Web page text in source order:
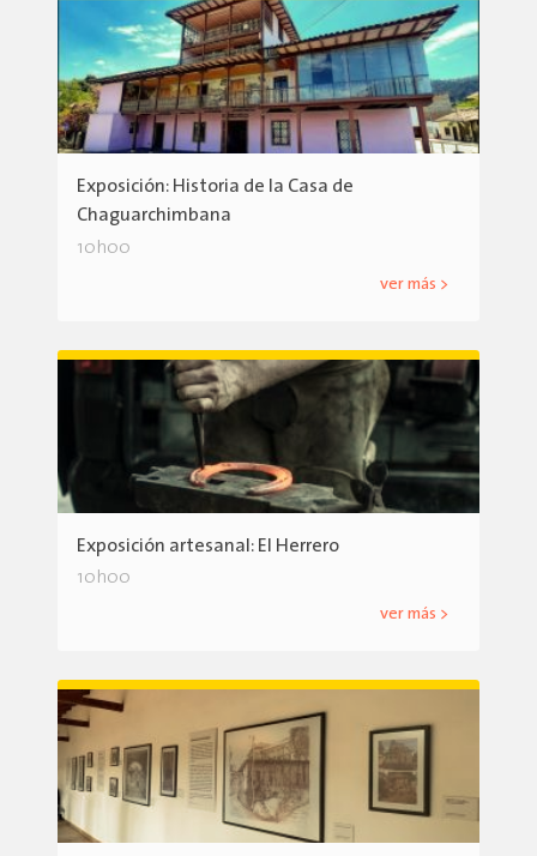
Exposición: Historia de la Casa de
Chaguarchimbana
10h00
ver más >
Exposición artesanal: El Herrero
10h00
ver más >